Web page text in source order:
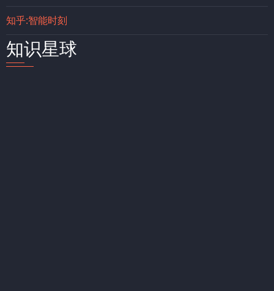
知乎:智能时刻
知识星球